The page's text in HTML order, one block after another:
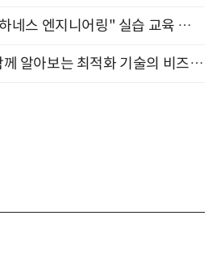
현업에서 바로 쓰는 "하네스 엔지니어링" 실습 교육 워크숍 8월 20일 개최
[올쇼TV] Gurobi와 함께 알아보는 최적화 기술의 비즈니스 활용 (8월 20일 생방송)